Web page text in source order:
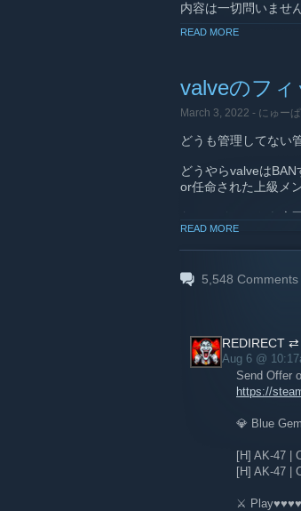
内容は一切問いませ
日本語でコミュニケ
READ MORE
valveのフ
March 3, 2022 - にゅーぱ
どうも管理してない
どうやらvalveは
or任命された上級メ
なのでイベントを企
回もここを見てない
READ MORE
5,548 Comments
REDIRECT
Aug 6 @
Send Offer
https://
💎 Blue
[H] AK-47 |
[H] AK-47 |
⚔️